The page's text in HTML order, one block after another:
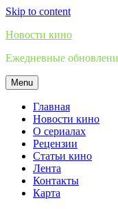
Skip to content
Новости кино
Ежедневные
Menu
Главная
Новости кино
О сериалах
Рецензии
Статьи кино
Лента
Контакты
Карта